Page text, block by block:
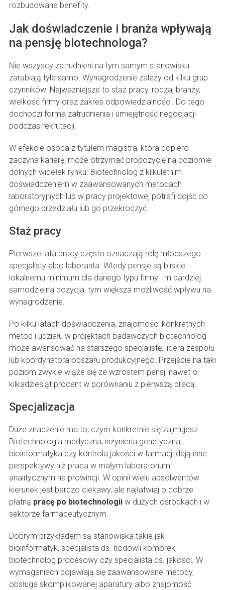
rozbudowane benefity.
Jak doświadczenie i branża wpływają
na pensję biotechnologa?
Nie wszyscy zatrudnieni na tym samym stanowisku
zarabiają tyle samo. Wynagrodzenie zależy od kilku grup
czynników. Najważniejsze to staż pracy, rodzaj branży,
wielkość firmy oraz zakres odpowiedzialności. Do tego
dochodzi forma zatrudnienia i umiejętność negocjacji
podczas rekrutacji.
W efekcie osoba z tytułem magistra, która dopiero
zaczyna karierę, może otrzymać propozycję na poziomie
dolnych widełek rynku. Biotechnolog z kilkuletnim
doświadczeniem w zaawansowanych metodach
laboratoryjnych lub w pracy projektowej potrafi dojść do
górnego przedziału lub go przekroczyć.
Staż pracy
Pierwsze lata pracy często oznaczają rolę młodszego
specjalisty albo laboranta. Wtedy pensje są bliskie
lokalnemu minimum dla danego typu firmy. Im bardziej
samodzielna pozycja, tym większa możliwość wpływu na
wynagrodzenie.
Po kilku latach doświadczenia, znajomości konkretnych
metod i udziału w projektach badawczych biotechnolog
może awansować na starszego specjalistę, lidera zespołu
lub koordynatora obszaru produkcyjnego. Przejście na taki
poziom zwykle wiąże się ze wzrostem pensji nawet o
kilkadziesiąt procent w porównaniu z pierwszą pracą.
Specjalizacja
Duże znaczenie ma to, czym konkretnie się zajmujesz.
Biotechnologia medyczna, inżynieria genetyczna,
bioinformatyka czy kontrola jakości w farmacji dają inne
perspektywy niż praca w małym laboratorium
analitycznym na prowincji. W opinii wielu absolwentów
kierunek jest bardzo ciekawy, ale najłatwiej o dobrze
płatną pracę po biotechnologiiw dużych ośrodkach i w
sektorze farmaceutycznym.
Dobrym przykładem są stanowiska takie jak
bioinformatyk, specjalista ds. hodowli komórek,
biotechnolog procesowy czy specjalista ds. jakości. W
wymaganiach pojawiają się zaawansowane metody,
obsługa skomplikowanej aparatury albo znajomość